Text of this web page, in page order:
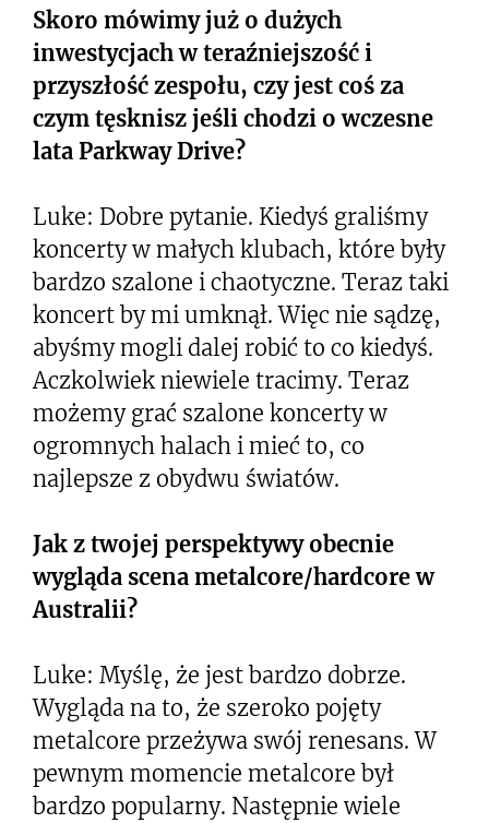
Skoro mówimy już o dużych
inwestycjach w teraźniejszość i
przyszłość zespołu, czy jest coś za
czym tęsknisz jeśli chodzi o wczesne
lata Parkway Drive?
Luke: Dobre pytanie. Kiedyś graliśmy
koncerty w małych klubach, które były
bardzo szalone i chaotyczne. Teraz taki
koncert by mi umknął. Więc nie sądzę,
abyśmy mogli dalej robić to co kiedyś.
Aczkolwiek niewiele tracimy. Teraz
możemy grać szalone koncerty w
ogromnych halach i mieć to, co
najlepsze z obydwu światów.
Jak z twojej perspektywy obecnie
wygląda scena metalcore/hardcore w
Australii?
Luke: Myślę, że jest bardzo dobrze.
Wygląda na to, że szeroko pojęty
metalcore przeżywa swój renesans. W
pewnym momencie metalcore był
bardzo popularny. Następnie wiele